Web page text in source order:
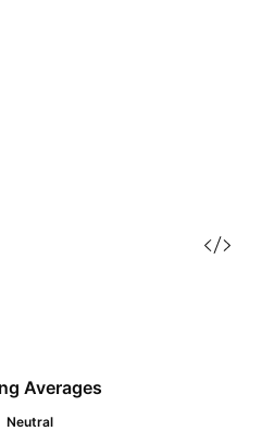
Averages
Neutral